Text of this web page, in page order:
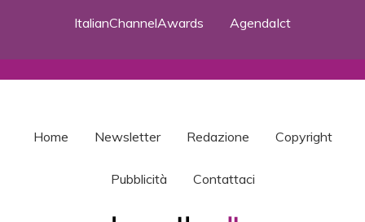
ItalianChannelAwards
AgendaIct
Home Newsletter Redazione Copyright
Pubblicità Contattaci